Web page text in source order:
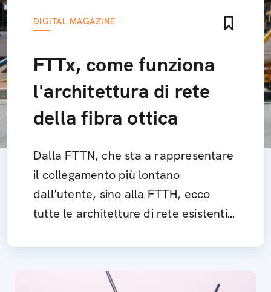
DIGITAL MAGAZINE
FTTx, come funziona
l'architettura di rete
della fibra ottica
Dalla FTTN, che sta a rappresentare
il collegamento più lontano
dall'utente, sino alla FTTH, ecco
tutte le architetture di rete esistenti
tramite fibra ottica